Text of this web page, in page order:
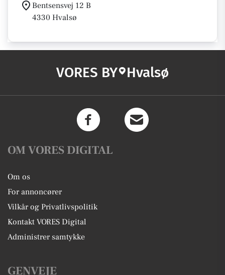
Bentsensvej 12 B
4330 Hvalsø
VORES BY Hvalsø
OM VORES DIGITAL
Om os
For annoncører
Vilkår og Privatlivspolitik
Kontakt VORES Digital
Administrer samtykke
GENVEJE